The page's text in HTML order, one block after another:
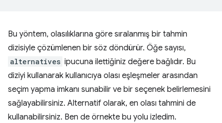
Bu yöntem, olasılıklarına göre sıralanmış bir tahmin
dizisiyle çözümlenen bir söz döndürür. Öğe sayısı,
alternatives ipucuna ilettiğiniz değere bağlıdır. Bu
diziyi kullanarak kullanıcıya olası eşleşmeler arasından
seçim yapma imkanı sunabilir ve bir seçenek belirlemesini
sağlayabilirsiniz. Alternatif olarak, en olası tahmini de
kullanabilirsiniz. Ben de örnekte bu yolu izledim.